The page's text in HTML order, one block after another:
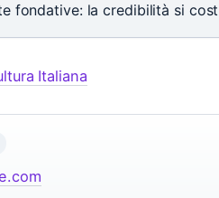
fondative: la credibilità si
Italiana